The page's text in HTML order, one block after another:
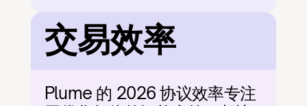
交易效率
Plume 的 2026 协议效率专注